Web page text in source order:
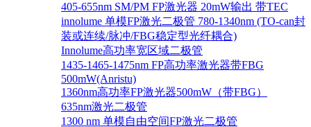
405-655nm SM/PM FP激光器 20mW输出 带TEC
innolume 单模FP激光二极管 780-1340nm (TO-can封
装或连续/脉冲/FBG稳定型光纤耦合)
Innolume高功率宽区域二极管
1435-1465-1475nm FP高功率激光器带FBG
500mW(Anristu)
1360nm高功率FP激光器500mW（带FBG）
635nm激光二极管
1300 nm 单模自由空间FP激光二极管